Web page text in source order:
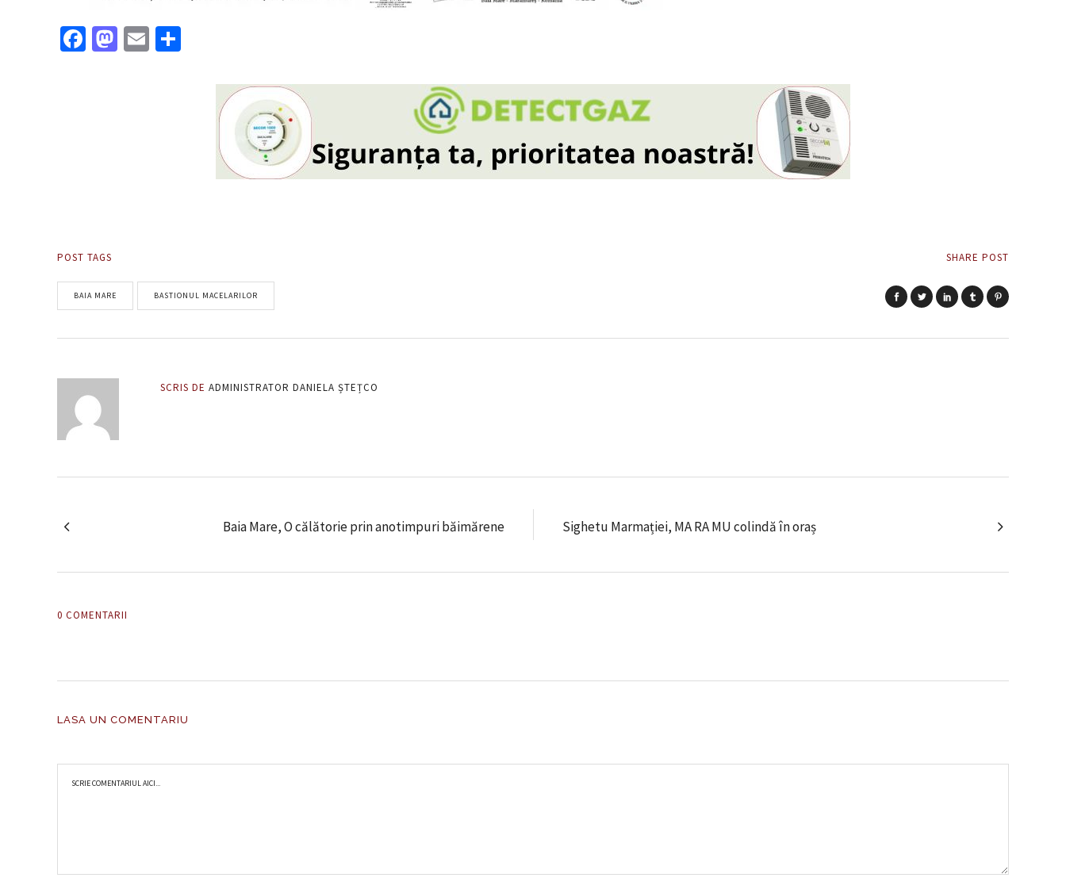
Facebook
Mastodon
Email
POST TAGS
BAIA MARE BASTIONUL MACELARILOR
SHARE POST
SCRIS DE ADMINISTRATOR DANIELA ȘTEȚCO
Baia Mare, O călătorie prin anotimpuri băimărene Sighetu Marmației, MA RA MU colindă în oraș
0 COMENTARII
LASA UN COMENTARIU